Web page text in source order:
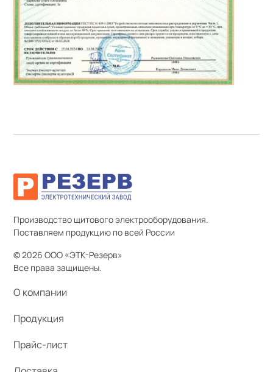
Производство щитового электрооборудования.
Поставляем продукцию по всей России
© 2026 ООО «ЭТК-Резерв»
Все права защищены.
О компании
Продукция
Прайс-лист